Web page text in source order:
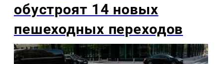
обустроят 14 новых
пешеходных переходов